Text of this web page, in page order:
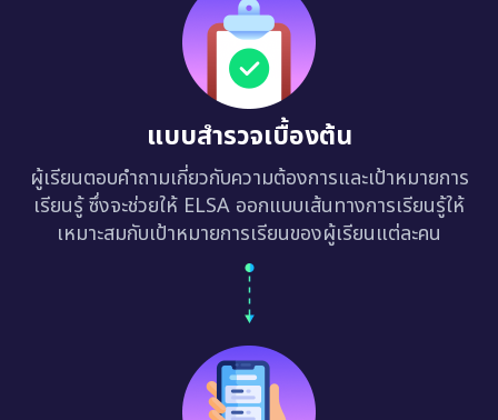
แบบสำรวจเบื้องต้น
ผู้เรียนตอบคำถามเกี่ยวกับความต้องการและเป้าหมายการ
เรียนรู้ ซึ่งจะช่วยให้ ELSA ออกแบบเส้นทางการเรียนรู้ให้
เหมาะสมกับเป้าหมายการเรียนของผู้เรียนแต่ละคน